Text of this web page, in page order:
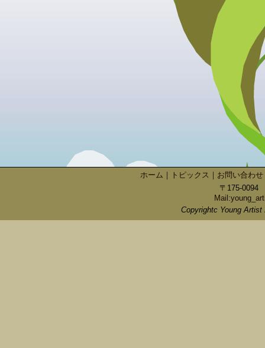
ホーム ｜ トピックス ｜ お問い合わせ
〒175-
Copyrightc Young